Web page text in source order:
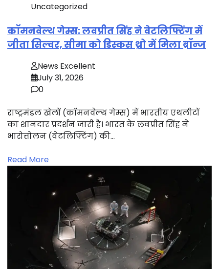
Uncategorized
कॉमनवेल्थ गेम्स: लवप्रीत सिंह ने वेटलिफ्टिंग में
जीता सिल्वर, सीमा को डिस्कस थ्रो में मिला ब्रॉन्ज
News Excellent
July 31, 2026
0
राष्ट्रमंडल खेलों (कॉमनवेल्थ गेम्स) में भारतीय एथलीटों
का शानदार प्रदर्शन जारी है। भारत के लवप्रीत सिंह ने
भारोत्तोलन (वेटलिफ्टिंग) की…
Read More